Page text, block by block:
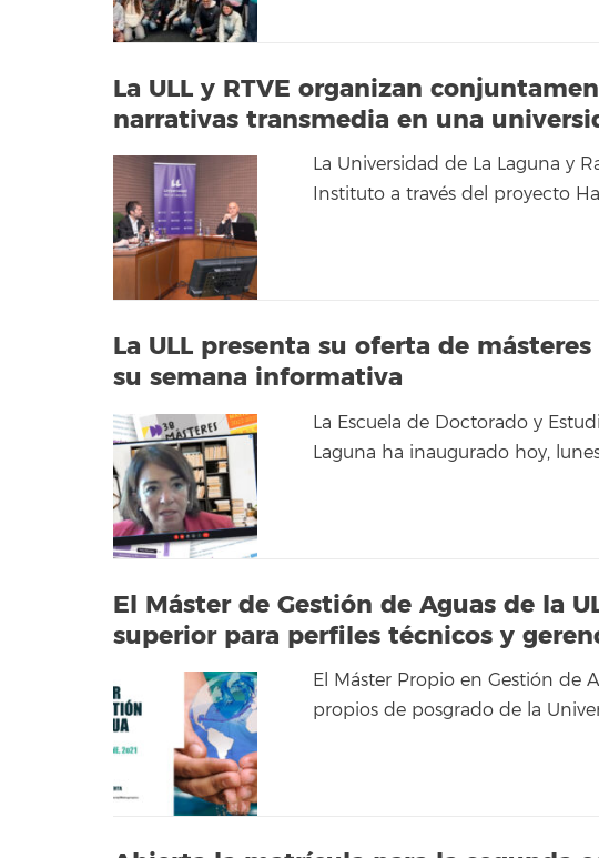
La ULL y RTVE organizan
narrativas transmedia en una
La Universidad de La Laguna y
Instituto a través del proyecto
La ULL presenta su oferta de
su semana informativa
La Escuela de Doctorado y
Laguna ha inaugurado hoy,
El Máster de Gestión de Aguas de la
superior para perfiles técnicos y
El Máster Propio en Gestión de
propios de posgrado de la